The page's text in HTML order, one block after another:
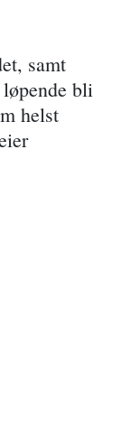
samt
bli
helst